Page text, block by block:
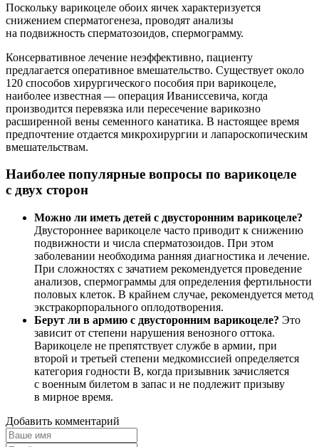
Поскольку варикоцеле обоих яичек характеризуется
снижением сперматогенеза, проводят анализы
на подвижность сперматозоидов, спермограмму.
Консервативное лечение неэффективно, пациенту
предлагается оперативное вмешательство. Существует около
120 способов хирургического пособия при варикоцеле,
наиболее известная — операция Иваниссевича, когда
производится перевязка или пересечение варикозно
расширенной вены семенного канатика. В настоящее время
предпочтение отдается микрохирургии и лапароскопическим
вмешательствам.
Наиболее популярные вопросы по варикоцеле
с двух сторон
Можно ли иметь детей с двусторонним варикоцеле?
Двустороннее варикоцеле часто приводит к снижению
подвижности и числа сперматозоидов. При этом
заболевании необходима ранняя диагностика и лечение.
При сложностях с зачатием рекомендуется проведение
анализов, спермограммы для определения фертильности
половых клеток. В крайнем случае, рекомендуется метод
экстракорпорального оплодотворения.
Берут ли в армию с двусторонним варикоцеле? Это
зависит от степени нарушения венозного оттока.
Варикоцеле не препятствует службе в армии, при
второй и третьей степени медкомиссией определяется
категория годности В, когда призывник зачисляется
с военным билетом в запас и не подлежит призыву
в мирное время.
Добавить комментарий